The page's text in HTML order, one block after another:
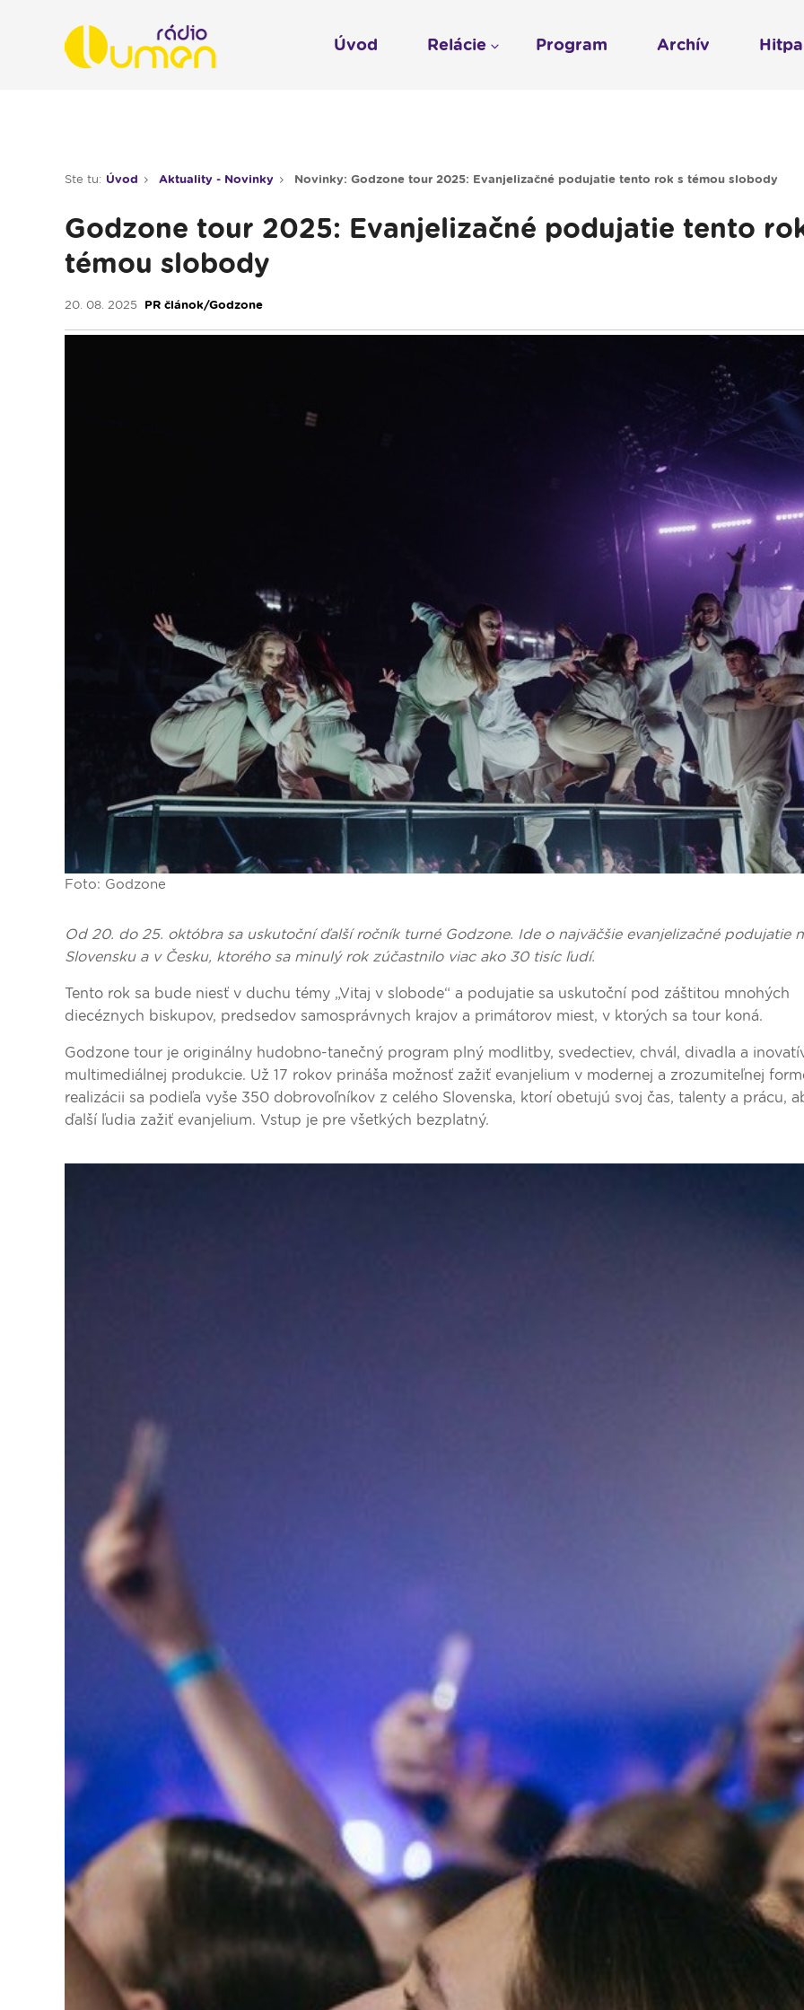
Ste tu: Úvod Aktuality - Novinky Novinky: Godzone tour 2025: Evanjelizačné podujatie tento rok s témou slobody
Godzone tour 2025: Evanjelizačné podujatie tento
témou slobody
20. 08. 2025 PR článok/Godzone
Foto: Godzone
Od 20. do 25. októbra sa uskutoční ďalší ročník turné Godzone. Ide o najväčšie evanjelizačné podujatie
Slovensku a v Česku, ktorého sa minulý rok zúčastnilo viac ako 30 tisíc ľudí.
Tento rok sa bude niesť v duchu témy „Vitaj v slobode“ a podujatie sa uskutoční pod záštitou mnohých
diecéznych biskupov, predsedov samosprávnych krajov a primátorov miest, v ktorých sa tour koná.
Godzone tour je originálny hudobno-tanečný program plný modlitby, svedectiev, chvál, divadla a
multimediálnej produkcie. Už 17 rokov prináša možnosť zažiť evanjelium v modernej a zrozumiteľnej
realizácii sa podieľa vyše 350 dobrovoľníkov z celého Slovenska, ktorí obetujú svoj čas, talenty a prácu,
ďalší ľudia zažiť evanjelium. Vstup je pre všetkých bezplatný.
Profil
Reklama v Rádiu
Úvod Relácie
Moderované relácie
Pre deti
Hudobné relácie
Piesne na želanie
Rubriky
Rádio Vatikán - CZ Kresťanské noviny
Program Archív